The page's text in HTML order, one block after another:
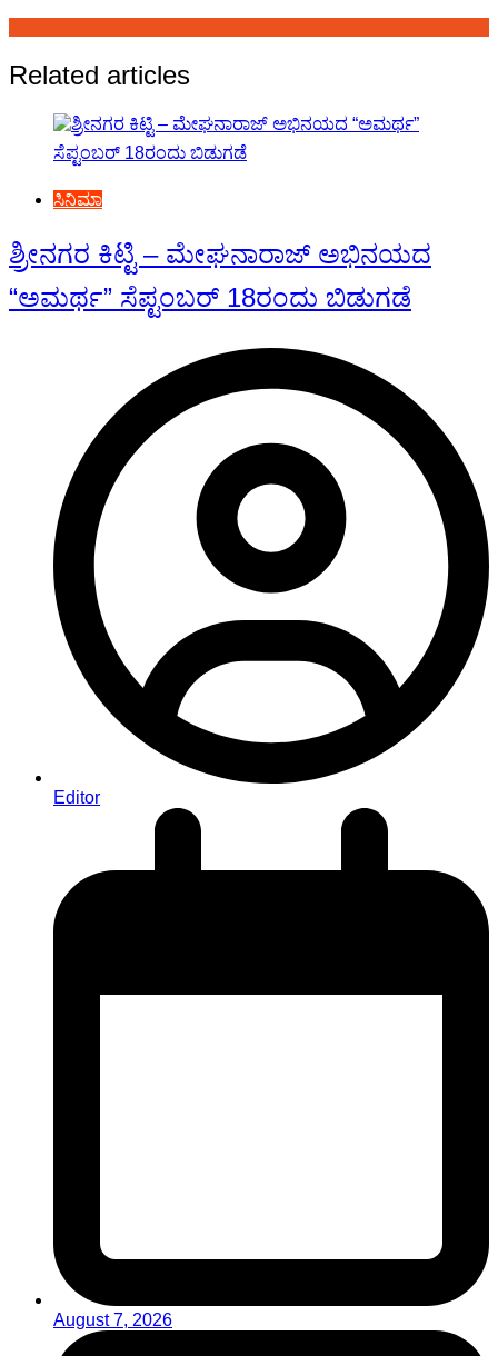
Related articles
ಸಿನಿಮಾ
ಶ್ರೀನಗರ ಕಿಟ್ಟಿ – ಮೇಘನಾರಾಜ್ ಅಭಿನಯದ
“ಅಮರ್ಥ” ಸೆಪ್ಟಂಬರ್ 18ರಂದು ಬಿಡುಗಡೆ
Editor
August 7, 2026